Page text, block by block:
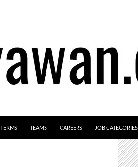
TERMS TEAMS CAREERS JOB CATEGORIES